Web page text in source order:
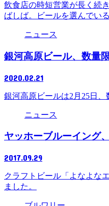
飲食店の時短営業が長く続
ばしば。ビールを選んでい
ニュース
銀河高原ビール、数量
2020.02.21
銀河高原ビールは2月25日
ニュース
ヤッホーブルーイング
2017.09.29
クラフトビール「よなよな
ました。